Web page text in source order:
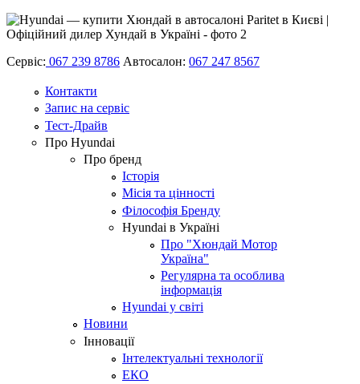
Сервіс: 067 239 8786 Автосалон: 067 247 8567
Контакти
Запис на сервіс
Тест-Драйв
Про Hyundai
Про бренд
Історія
Місія та цінності
Філософія Бренду
Hyundai в Україні
Про "Хюндай Мотор
Україна"
Регулярна та особлива
інформація
Hyundai у світі
Новини
Інновації
Інтелектуальні технології
ЕКО